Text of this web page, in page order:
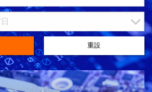
重設